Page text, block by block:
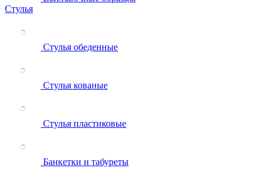
Стулья
Стулья обеденные
Стулья кованые
Стулья пластиковые
Банкетки и табуреты